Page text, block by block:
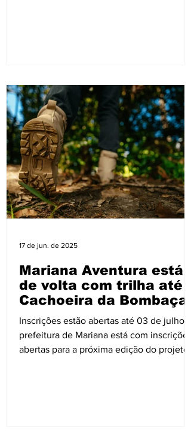
Mariana Aventura está
de volta com trilha até a
Cachoeira da Bombaça
Inscrições estão abertas até 03 de julho A
prefeitura de Mariana está com inscrições
abertas para a próxima edição do projeto
17 de jun. de 2025